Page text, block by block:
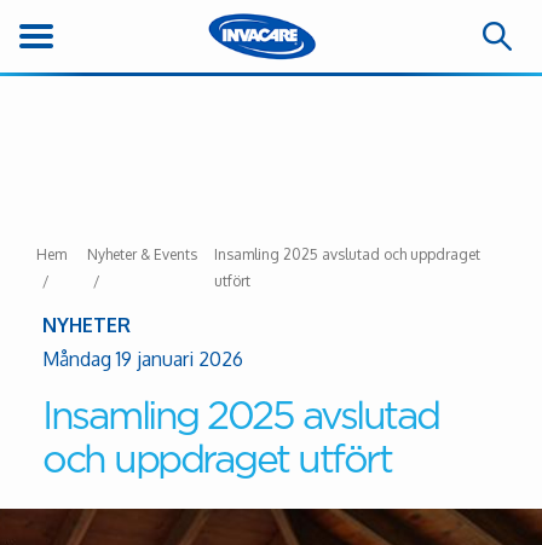
Hem Nyheter & Events
Insamling 2025 avslutad och uppdraget
utfört
NYHETER
Måndag 19 januari 2026
Insamling 2025 avslutad
och uppdraget utfört